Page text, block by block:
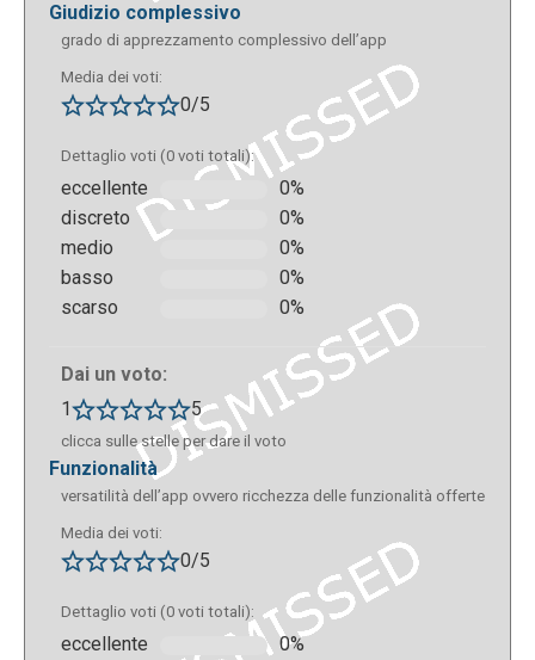
giudizio complessivo
grado di apprezzamento complessivo dell’app
Media dei voti:
0/5
Dettaglio voti (0 voti totali):
eccellente
0%
discreto
0%
medio
0%
basso
0%
scarso
0%
Dai un voto:
1
5
clicca sulle stelle per dare il voto
funzionalità
versatilità dell’app ovvero ricchezza delle funzionalità offerte
Media dei voti:
0/5
Dettaglio voti (0 voti totali):
eccellente
0%